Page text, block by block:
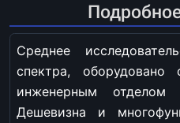
Среднее
спектра, оборудовано
инженерным
Дешевизна и